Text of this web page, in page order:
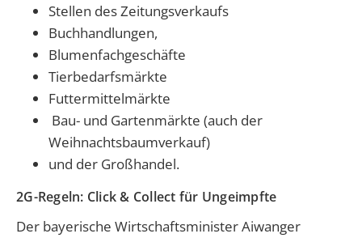
Stellen des Zeitungsverkaufs
Buchhandlungen,
Blumenfachgeschäfte
Tierbedarfsmärkte
Futtermittelmärkte
Bau- und Gartenmärkte (auch der
Weihnachtsbaumverkauf)
und der Großhandel.
2G-Regeln: Click & Collect für Ungeimpfte
Der bayerische Wirtschaftsminister Aiwanger